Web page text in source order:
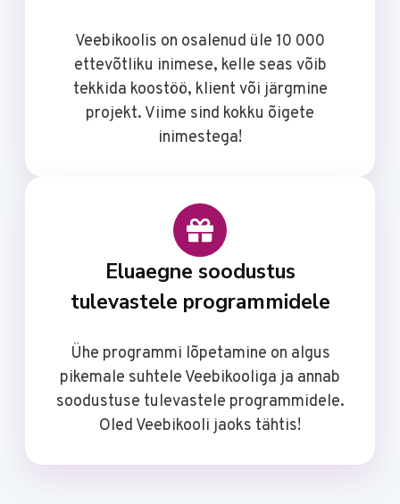
Veebikoolis on osalenud üle 10 000
ettevõtliku inimese, kelle seas võib
tekkida koostöö, klient või järgmine
projekt. Viime sind kokku õigete
inimestega!
Eluaegne soodustus
tulevastele programmidele
Ühe programmi lõpetamine on algus
pikemale suhtele Veebikooliga ja annab
soodustuse tulevastele programmidele.
Oled Veebikooli jaoks tähtis!